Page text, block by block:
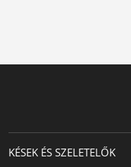
KÉSEK ÉS SZELETELŐK